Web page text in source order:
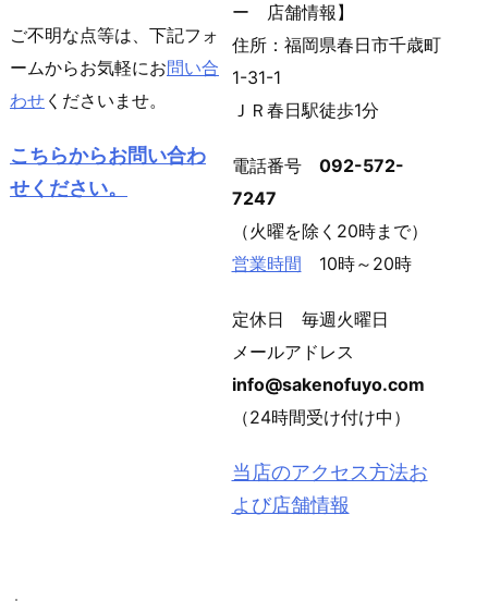
ご不明な点等は、下記フォ
ームからお気軽にお問い合
わせ くださいませ。
こちらからお問い合わ
せください。
ー 店舗情報】
住所：福岡県春日市千歳町
1-31-1
ＪＲ春日駅徒歩1分
電話番号 092-572-
7247
（火曜を除く20時まで）
営業時間 10時～20時
定休日 毎週火曜日
メールアドレス
info@sakenofuyo.com
（24時間受け付け中）
当店のアクセス方法お
よび店舗情報